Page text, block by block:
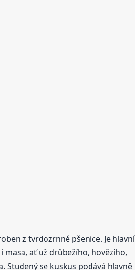
z tvrdozrnné pšenice. Je hlavní
masa, ať už drůbežího, hovězího,
Studený se kuskus podává hlavně